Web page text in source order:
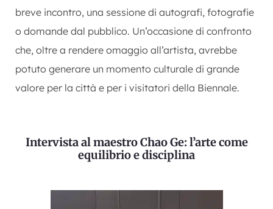
breve incontro, una sessione di autografi, fotografie
o domande dal pubblico. Un’occasione di confronto
che, oltre a rendere omaggio all’artista, avrebbe
potuto generare un momento culturale di grande
valore per la città e per i visitatori della Biennale.
Intervista al maestro Chao Ge: l’arte come
equilibrio e disciplina